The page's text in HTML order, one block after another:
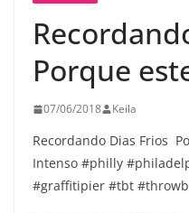
️Porque
07/06/2018 Keila
Recordando Dias Frios
Intenso #philly
#graffitipier #tbt